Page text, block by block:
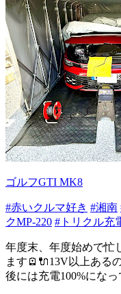
ゴルフGTI MK8
#赤いクルマ好き #湘南
クMP-220 #トリクル充
年度末、年度始めで忙
ます🪫🔌13V以上ある
後には充電100%にな